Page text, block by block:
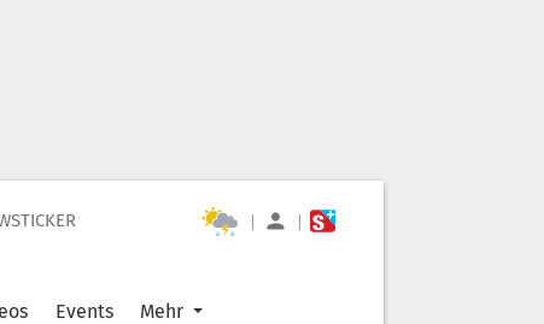
| |
Events Mehr